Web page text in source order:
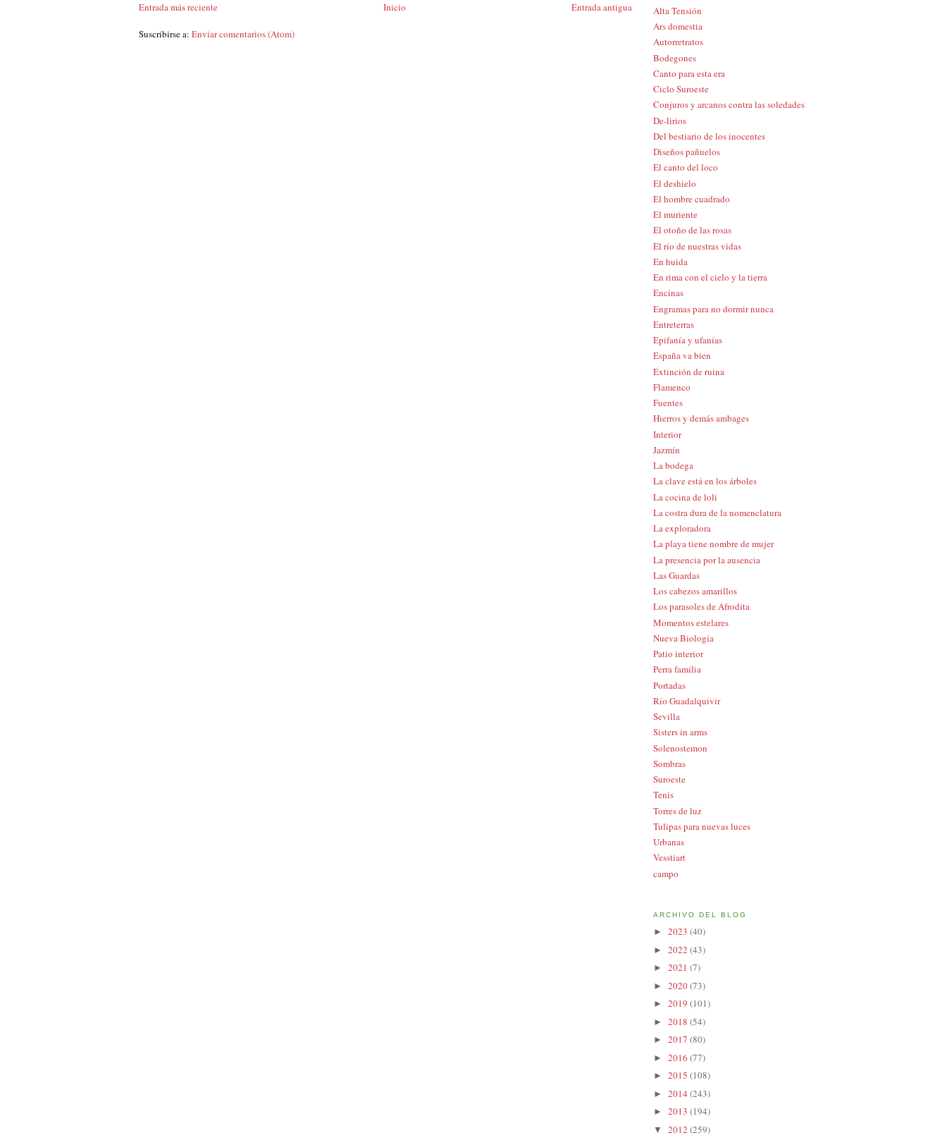
Entrada más reciente Entrada antigua
Inicio
Suscribirse a: Enviar comentarios (Atom)
Alta Tensión
Ars domestia
Autorretratos
Bodegones
Canto para esta era
Ciclo Suroeste
Conjuros y arcanos contra las soledades
De-lirios
Del bestiario de los inocentes
Diseños pañuelos
El canto del loco
El deshielo
El hombre cuadrado
El muriente
El otoño de las rosas
El río de nuestras vidas
En huida
En rima con el cielo y la tierra
Encinas
Engramas para no dormir nunca
Entreterras
Epifanía y ufanías
España va bien
Extinción de ruina
Flamenco
Fuentes
Hierros y demás ambages
Interior
Jazmín
La bodega
La clave está en los árboles
La cocina de loli
La costra dura de la nomenclatura
La exploradora
La playa tiene nombre de mujer
La presencia por la ausencia
Las Guardas
Los cabezos amarillos
Los parasoles de Afrodita
Momentos estelares
Nueva Biología
Patio interior
Perra familia
Portadas
Río Guadalquivir
Sevilla
Sisters in arms
Solenostemon
Sombras
Suroeste
Tenis
Torres de luz
Tulipas para nuevas luces
Urbanas
Vesstiart
campo
ARCHIVO DEL BLOG
► 2023 (40)
► 2022 (43)
► 2021 (7)
► 2020(73)
► 2019 (101)
► 2018 (54)
► 2017 (80)
► 2016 (77)
► 2015 (108)
► 2014 (243)
► 2013 (194)
▼ 2012 (259)